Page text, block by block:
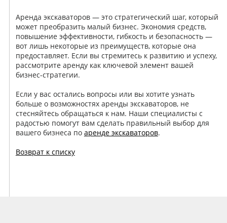
Аренда экскаваторов — это стратегический шаг, который
может преобразить малый бизнес. Экономия средств,
повышение эффективности, гибкость и безопасность —
вот лишь некоторые из преимуществ, которые она
предоставляет. Если вы стремитесь к развитию и успеху,
рассмотрите аренду как ключевой элемент вашей
бизнес-стратегии.
Если у вас остались вопросы или вы хотите узнать
больше о возможностях аренды экскаваторов, не
стесняйтесь обращаться к нам. Наши специалисты с
радостью помогут вам сделать правильный выбор для
вашего бизнеса по аренде экскаваторов.
Возврат к списку